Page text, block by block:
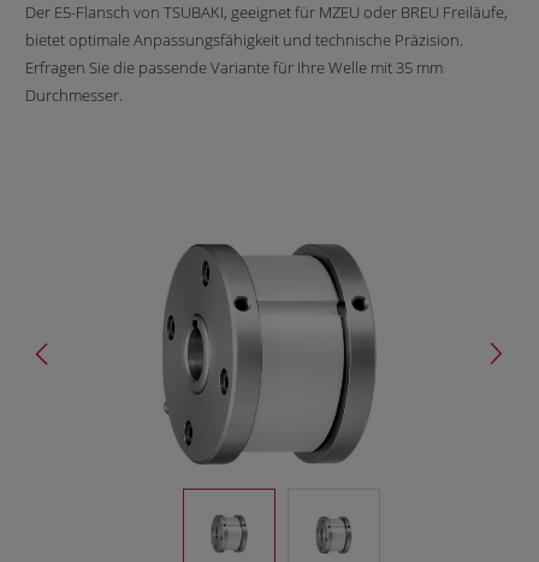
Der E5-Flansch von TSUBAKI, geeignet für MZEU oder BREU Freiläufe,
bietet optimale Anpassungsfähigkeit und technische Präzision.
Erfragen Sie die passende Variante für Ihre Welle mit 35 mm
Durchmesser.